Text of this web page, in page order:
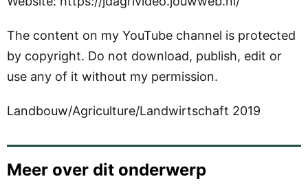
The content on my YouTube channel is protected
by copyright. Do not download, publish, edit or
use any of it without my permission.
Landbouw/Agriculture/Landwirtschaft 2019
Meer over dit onderwerp